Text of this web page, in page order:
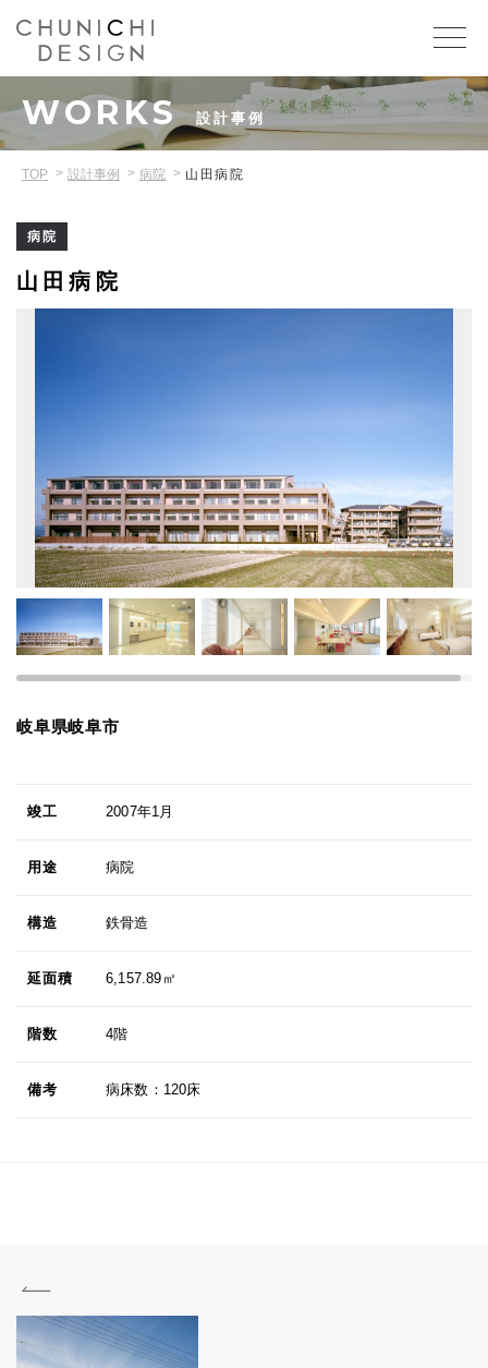
WORKS 設計事例
TOP 設計事例 病院 山田病院
病院
山田病院
岐阜県岐阜市
竣工 2007年1月
用途 病院
構造 鉄骨造
延面積 6,157.89㎡
階数 4階
備考 病床数：120床